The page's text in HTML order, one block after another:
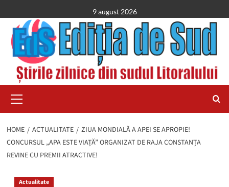
to
content
9 august 2026
Menu
HOME ACTUALITATE
ZIUA MONDIALĂ A APEI SE APROPIE!
CONCURSUL „APA ESTE VIAȚĂ” ORGANIZAT DE RAJA CONSTANȚA
REVINE CU PREMII ATRACTIVE!
Actualitate